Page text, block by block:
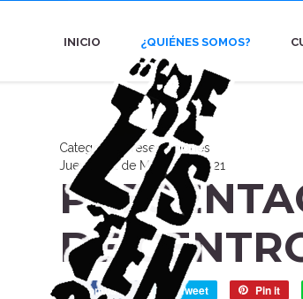
INICIO ¿QUIÉNES SOMOS?
Categoría : Presentaciones
Jueves, 31 de Marzo de 2021
DE
Compartir Tweet Pin it